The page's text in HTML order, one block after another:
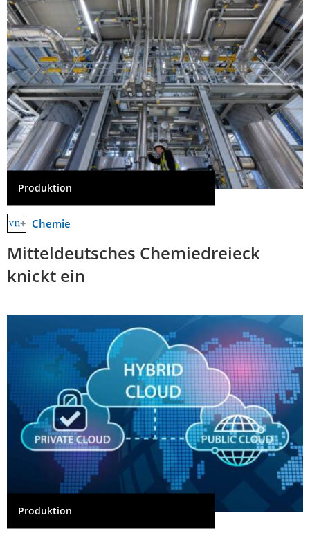
Produktion
Chemie
Mitteldeutsches Chemiedreieck
knickt ein
Produktion